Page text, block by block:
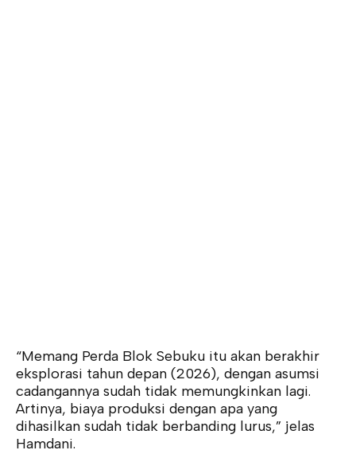
“Memang Perda Blok Sebuku itu akan berakhir
eksplorasi tahun depan (2026), dengan asumsi
cadangannya sudah tidak memungkinkan lagi.
Artinya, biaya produksi dengan apa yang
dihasilkan sudah tidak berbanding lurus,” jelas
Hamdani.